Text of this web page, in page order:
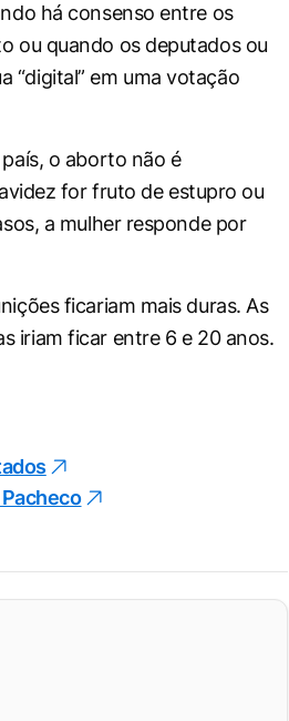
há consenso entre os
ou quando os deputados ou
“digital” em uma votação
o aborto não é
for fruto de estupro ou
a mulher responde por
ficariam mais duras. As
iriam ficar entre 6 e 20 anos.